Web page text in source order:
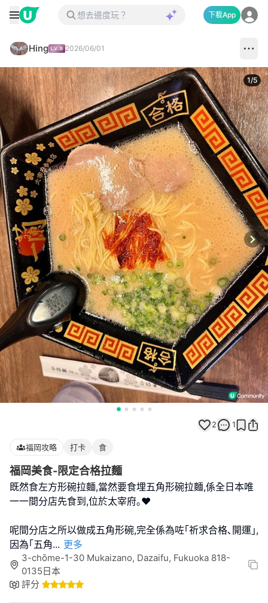
下載App
Hing 2026/06/01
1/5
2 1
福岡攻略 打卡 食
福岡美食-限定合格拉麵
既然食左方形碗拉麵,當然要食埋五角形碗拉麵,係全日本唯
一一間分店先食到,位於太宰府｡❤️
呢間分店之所以做成五角形碗,完全係為咗｢祈求合格､開運｣,
因為｢五角... 更多
3-chōme-1-30 Mukaizano, Dazaifu, Fukuoka 818-
0135日本
評分